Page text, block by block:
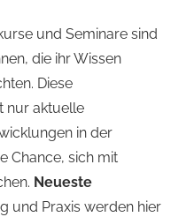
und Seminare sind
die ihr Wissen
Diese
nur aktuelle
in der
Chance, sich mit
Neueste
und Praxis werden hier